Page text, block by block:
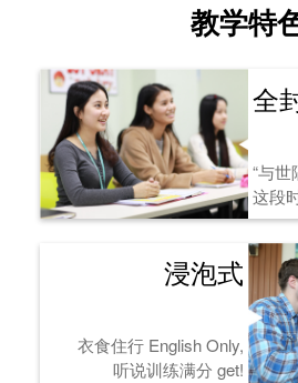
教学特
全
“与世
这段
浸泡式
衣食住行 English Only,
听说训练满分 get!